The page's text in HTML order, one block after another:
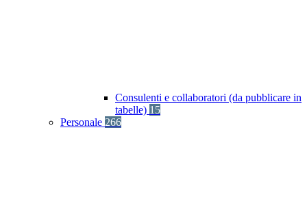
Consulenti e collaboratori (da pubblicare in
tabelle) 15
Personale 266